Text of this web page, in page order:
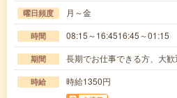
曜日頻度 月～金
時間 08:15～16:4516:45～01:15
期間 長期でお仕事できる方、大歓
時給 時給1350円